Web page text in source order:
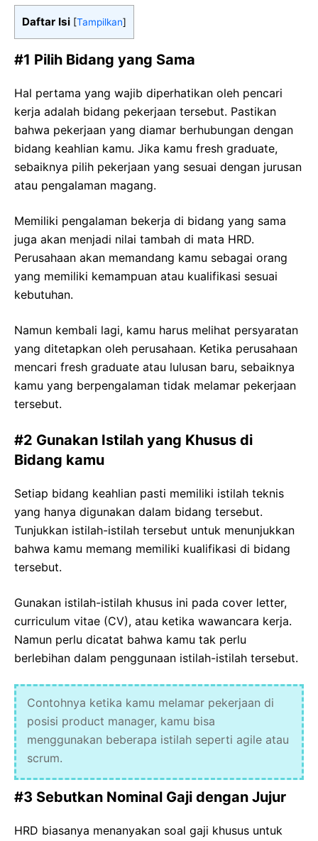
Daftar Isi [Tampilkan]
#1 Pilih Bidang yang Sama
Hal pertama yang wajib diperhatikan oleh pencari
kerja adalah bidang pekerjaan tersebut. Pastikan
bahwa pekerjaan yang diamar berhubungan dengan
bidang keahlian kamu. Jika kamu fresh graduate,
sebaiknya pilih pekerjaan yang sesuai dengan jurusan
atau pengalaman magang.
Memiliki pengalaman bekerja di bidang yang sama
juga akan menjadi nilai tambah di mata HRD.
Perusahaan akan memandang kamu sebagai orang
yang memiliki kemampuan atau kualifikasi sesuai
kebutuhan.
Namun kembali lagi, kamu harus melihat persyaratan
yang ditetapkan oleh perusahaan. Ketika perusahaan
mencari fresh graduate atau lulusan baru, sebaiknya
kamu yang berpengalaman tidak melamar pekerjaan
tersebut.
#2 Gunakan Istilah yang Khusus di
Bidang kamu
Setiap bidang keahlian pasti memiliki istilah teknis
yang hanya digunakan dalam bidang tersebut.
Tunjukkan istilah-istilah tersebut untuk menunjukkan
bahwa kamu memang memiliki kualifikasi di bidang
tersebut.
Gunakan istilah-istilah khusus ini pada cover letter,
curriculum vitae (CV), atau ketika wawancara kerja.
Namun perlu dicatat bahwa kamu tak perlu
berlebihan dalam penggunaan istilah-istilah tersebut.
Contohnya ketika kamu melamar pekerjaan di
posisi product manager, kamu bisa
menggunakan beberapa istilah seperti agile atau
scrum.
#3 Sebutkan Nominal Gaji dengan Jujur
HRD biasanya menanyakan soal gaji khusus untuk